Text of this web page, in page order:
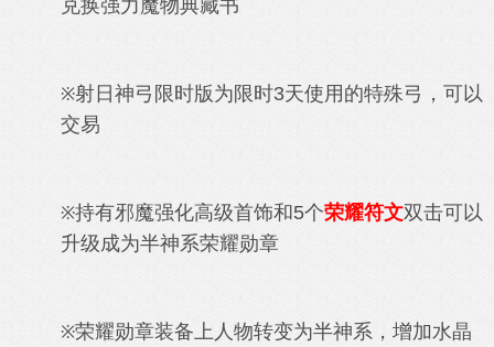
兑换强力魔物典藏书
※射日神弓限时版为限时3天使用的特殊弓，可以
交易
※持有邪魔强化高级首饰和5个荣耀符文双击可以
升级成为半神系荣耀勋章
※荣耀勋章装备上人物转变为半神系，增加水晶